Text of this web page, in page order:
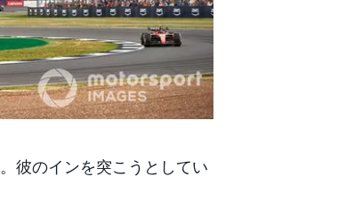
彼のインを突こうとしてい